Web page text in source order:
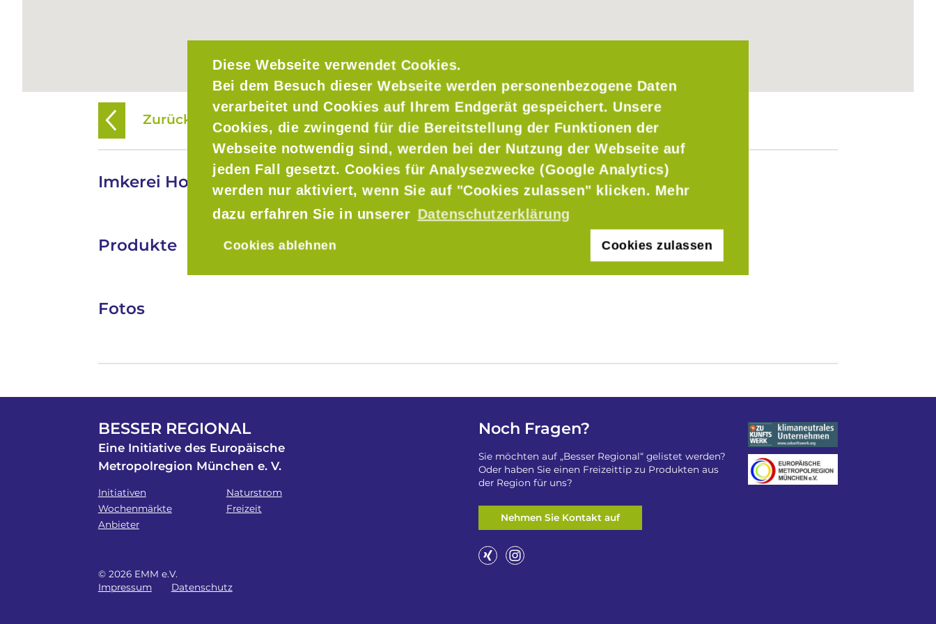
Diese Webseite verwendet Cookies.
Bei dem Besuch dieser Webseite werden personenbezogene Daten
verarbeitet und Cookies auf Ihrem Endgerät gespeichert. Unsere
Cookies, die zwingend für die Bereitstellung der Funktionen der
Webseite notwendig sind, werden bei der Nutzung der Webseite auf
jeden Fall gesetzt. Cookies für Analysezwecke (Google Analytics)
werden nur aktiviert, wenn Sie auf "Cookies zulassen" klicken. Mehr
dazu erfahren Sie in unserer Datenschutzerklärung
Cookies ablehnen Cookies zulassen
Zurück zur Übersicht
Imkerei Hollinger
Produkte
Fotos
BESSER REGIONAL
Eine Initiative des Europäische
Metropolregion München e. V.
Initiativen
Wochenmärkte
Anbieter
Naturstrom
Freizeit
© 2026 EMM e.V.
Impressum
Datenschutz
Noch Fragen?
Sie möchten auf „Besser Regional“ gelistet werden?
Oder haben Sie einen Freizeittip zu Produkten aus
der Region für uns?
Nehmen Sie Kontakt auf